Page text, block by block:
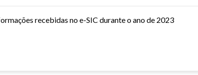
recebidas no e-SIC durante o ano de 2023